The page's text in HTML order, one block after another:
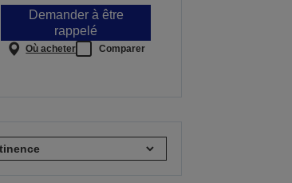
Demander à être
rappelé
Où acheter Comparer